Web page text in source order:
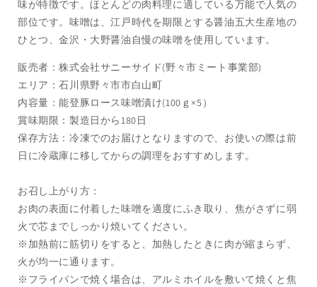
味が特徴です。ほとんどの肉料理に適している万能で人気の
部位です。味噌は、江戸時代を期限とする醤油五大生産地の
ひとつ、金沢・大野醤油自慢の味噌を使用しています。
販売者：株式会社サニーサイド(野々市ミート事業部)
エリア：石川県野々市市白山町
内容量：能登豚ロース味噌漬け(100ｇ×5）
賞味期限：製造日から180日
保存方法：冷凍でのお届けとなりますので、お使いの際は前
日に冷蔵庫に移してからの調理をおすすめします。
お召し上がり方：
お肉の表面に付着した味噌を適度にふき取り、焦がさずに弱
火で芯までしっかり焼いてください。
※加熱前に筋切りをすると、加熱したときに肉が縮まらず、
火が均一に通ります。
※フライパンで焼く場合は、アルミホイルを敷いて焼くと焦